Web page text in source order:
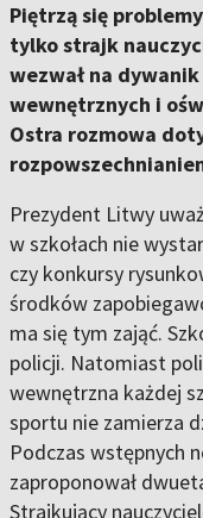
Piętrzą się
tylko strajk
wezwał na
wewnętrznych i
Ostra rozmowa
Prezydent Litwy
w szkołach nie
czy konkursy
środków
ma się tym zająć.
policji. Natomiast
wewnętrzna każdej
sportu nie zamierza
Podczas wstępnych
zaproponował
Strajkujący